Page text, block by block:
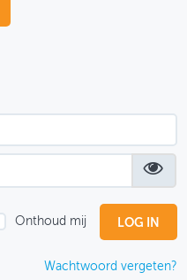
Onthoud mij
Wachtwoord vergeten?